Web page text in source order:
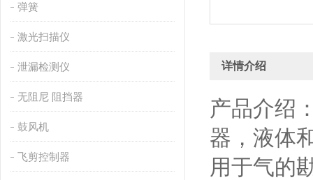
弹簧
激光扫描仪
泄漏检测仪
无阻尼 阻挡器
鼓风机
飞剪控制器
详情介绍
产品介绍
器，液体
用于气的